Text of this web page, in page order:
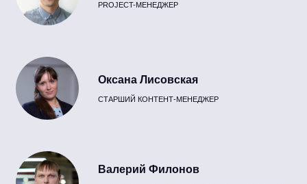
PROJECT-МЕНЕДЖЕР
Оксана Лисовская
СТАРШИЙ КОНТЕНТ-МЕНЕДЖЕР
Валерий Филонов